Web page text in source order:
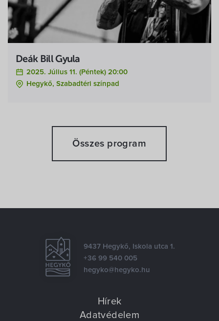
Deák Bill Gyula
2025. Július 11. (péntek) 20:00
Hegykő, Szabadtéri színpad
Összes program
9437 Hegykő, Iskola utca 1.
+36 99 540 005
hegyko@hegyko.hu
Hírek
Adatvédelem